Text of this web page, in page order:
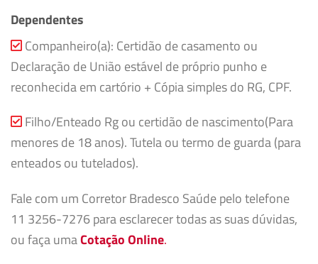
Dependentes
Companheiro(a): Certidão de casamento ou
Declaração de União estável de próprio punho e
reconhecida em cartório + Cópia simples do RG, CPF.
Filho/Enteado Rg ou certidão de nascimento(Para
menores de 18 anos). Tutela ou termo de guarda (para
enteados ou tutelados).
Fale com um Corretor Bradesco Saúde pelo telefone
11 3256-7276 para esclarecer todas as suas dúvidas,
ou faça umaCotação Online.